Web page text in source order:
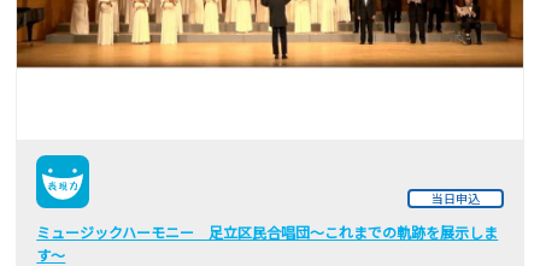
当日申込
ミュージックハーモニー 足立区民合唱団～これまでの軌跡を展示しま
す～